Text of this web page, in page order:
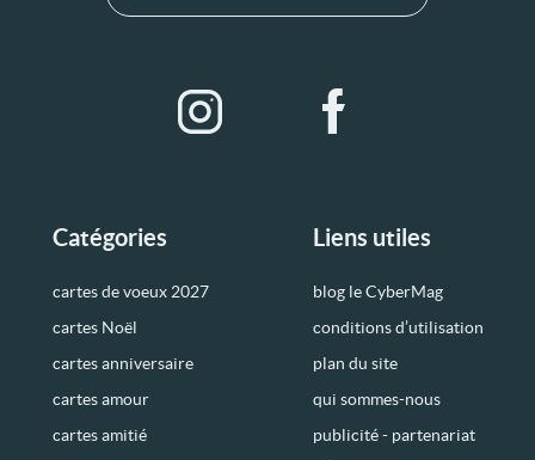
Catégories
cartes de voeux 2027
cartes Noël
cartes anniversaire
cartes amour
cartes amitié
Liens utiles
blog le CyberMag
conditions d’utilisation
plan du site
qui sommes-nous
publicité - partenariat